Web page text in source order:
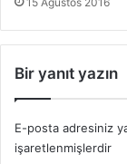
Bir yanıt yazın
E-posta adresiniz
işaretlenmişlerdir